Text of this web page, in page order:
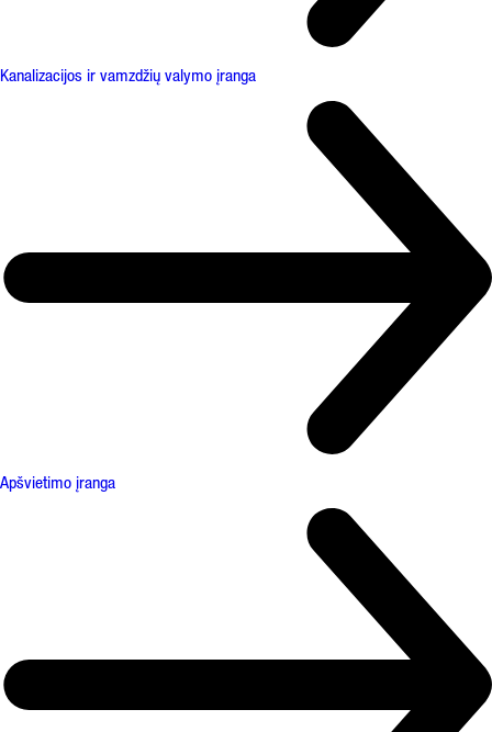
Kanalizacijos ir vamzdžių valymo įranga
Apšvietimo įranga